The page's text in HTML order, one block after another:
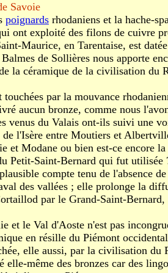
Savoie
poignards rhodaniens et la hache-
ont exploité des filons de cuivre
Maurice, en Tarentaise, est
de Sollières nous apporte
la céramique de la civilisation du
par la mouvance
aucun bronze, comme nous
venus du Valais ont-ils suivi une
de l'Isère entre Moutiers et
et Modane ou bien est-ce encore
Petit-Saint-Bernard qui fut utilisée
compte tenu de l'absence
des vallées ; elle prolonge la
par le Grand-Saint-Bernard,
et le Val d'Aoste n'est pas
en résille du Piémont
elle aussi, par la civilisation du
elle-même des bronzes car des